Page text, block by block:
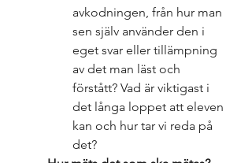
avkodningen, från hur man
sen själv använder den i
eget svar eller tillämpning
av det man läst och
förstått? Vad är viktigast i
det långa loppet att eleven
kan och hur tar vi reda på
det?